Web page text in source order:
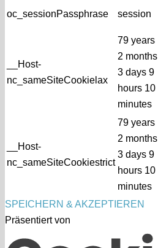
oc_sessionPassphrase session
__Host-
nc_sameSiteCookielax
79 years
2 months
3 days 9
hours 10
minutes
__Host-
nc_sameSiteCookiestrict
79 years
2 months
3 days 9
hours 10
minutes
SPEICHERN & AKZEPTIEREN
Präsentiert von